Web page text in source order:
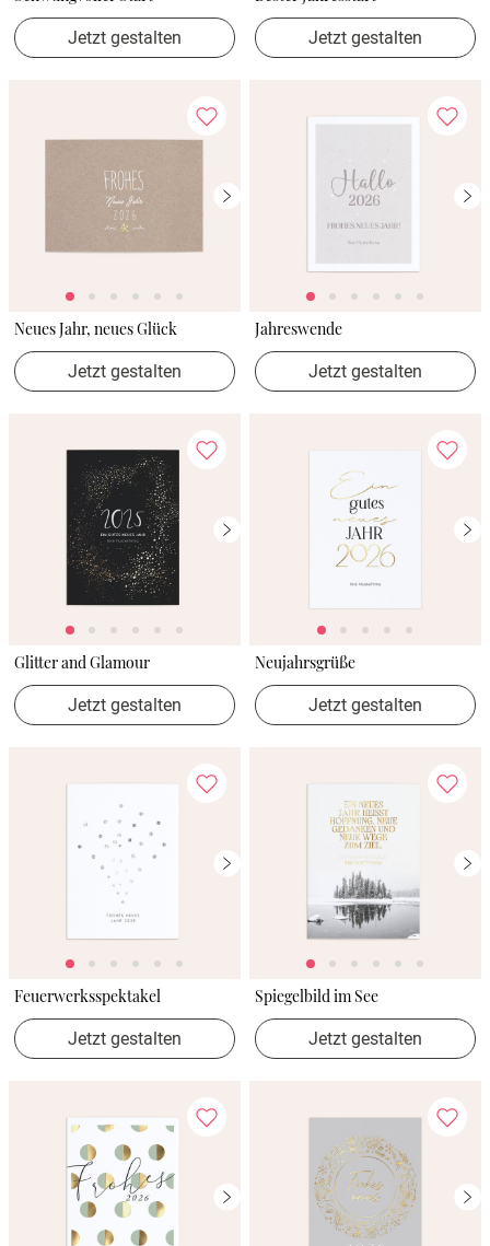
Jetzt gestalten Jetzt gestalten
Neues Jahr, neues Glück
Jetzt gestalten
Jahreswende
Jetzt gestalten
Glitter and Glamour
Jetzt gestalten
Neujahrsgrüße
Jetzt gestalten
Feuerwerksspektakel
Jetzt gestalten
Spiegelbild im See
Jetzt gestalten